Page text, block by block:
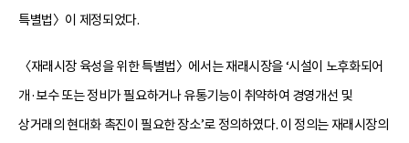
특별법〉이 제정되었다.
〈재래시장 육성을 위한 특별법〉에서는 재래시장을 ‘시설이 노후화되어
개·보수 또는 정비가 필요하거나 유통기능이 취약하여 경영개선 및
상거래의 현대화 촉진이 필요한 장소’로 정의하였다. 이 정의는 재래시장의